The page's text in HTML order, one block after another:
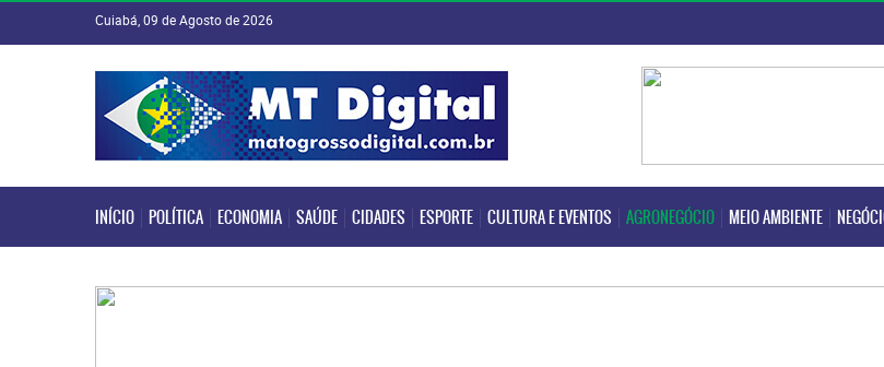
Cuiabá, 09 de Agosto de 2026
INÍCIO POLÍTICA ECONOMIA SAÚDE CIDADES ESPORTE CULTURA E EVENTOS AGRONEGÓCIO MEIO AMBIENTE
INÍCIO POLÍTICA ECONOMIA